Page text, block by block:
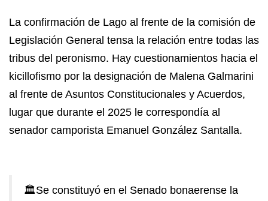
La confirmación de Lago al frente de la comisión de
Legislación General tensa la relación entre todas las
tribus del peronismo. Hay cuestionamientos hacia el
kicillofismo por la designación de Malena Galmarini
al frente de Asuntos Constitucionales y Acuerdos,
lugar que durante el 2025 le correspondía al
senador camporista Emanuel González Santalla.
🏛️Se constituyó en el Senado bonaerense la